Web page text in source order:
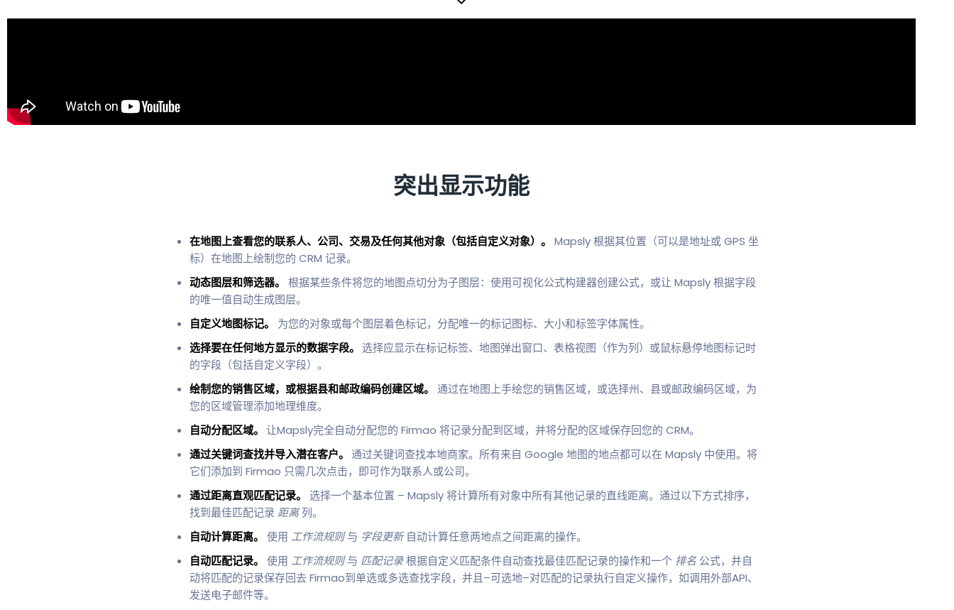
突出显示功能
在地图上查看您的联系人、公司、交易及任何其他对象（包括自定义对象）。
Mapsly 根据其位置（可以是地址或 GPS 坐
标）在地图上绘制您的 CRM 记录。
动态图层和筛选器。
根据某些条件将您的地图点切分为子图层：使用可视化公式构建器创建公式，或让 Mapsly 根据字段
的唯一值自动生成图层。
自定义地图标记。
为您的对象或每个图层着色标记，分配唯一的标记图标、大小和标签字体属性。
选择要在任何地方显示的数据字段。 选择应显示在标记标签、地图弹出窗口、表格视图（作为列）或鼠标悬停地图标记时
的字段（包括自定义字段）。
绘制您的销售区域，或根据县和邮政编码创建区域。
通过在地图上手绘您的销售区域，或选择州、县或邮政编码区域，为
您的区域管理添加地理维度。
自动分配区域。 让Mapsly完全自动分配您的 Firmao 将记录分配到区域，并将分配的区域保存回您的 CRM。
通过关键词查找并导入潜在客户。 通过关键词查找本地商家。所有来自 Google 地图的地点都可以在 Mapsly 中使用。将
它们添加到 Firmao 只需几次点击，即可作为联系人或公司。
通过距离直观匹配记录。
选择一个基本位置 – Mapsly 将计算所有对象中所有其他记录的直线距离。通过以下方式排序，
找到最佳匹配记录 距离列。
自动计算距离。
使用 工作流规则与 字段更新自动计算任意两地点之间距离的操作。
自动匹配记录。
使用 工作流规则与 匹配记录根据自定义匹配条件自动查找最佳匹配记录的操作和一个 排名公式，并自
动将匹配的记录保存回去 Firmao到单选或多选查找字段，并且–可选地–对匹配的记录执行自定义操作，如调用外部API、
发送电子邮件等。